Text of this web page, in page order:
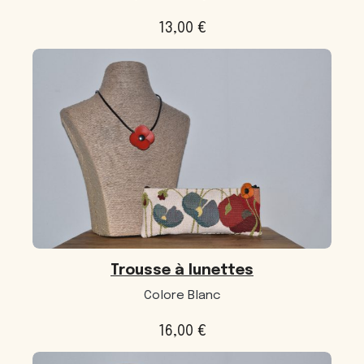
13,00 €
Trousse à lunettes
Colore Blanc
16,00 €